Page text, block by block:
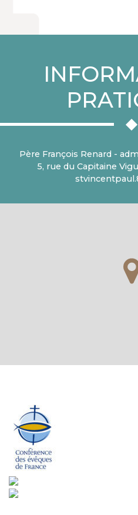
Père François Renard -
5, rue du Capitaine